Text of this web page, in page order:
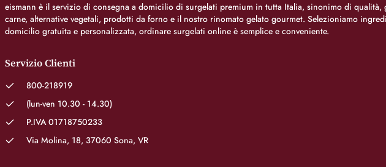
eismann è il servizio di consegna a domicilio di surgelati premium in tutta Italia, sinonimo di
carne, alternative vegetali, prodotti da forno e il nostro rinomato gelato gourmet. Selezioniamo
domicilio gratuita e personalizzata, ordinare surgelati online è semplice e conveniente.
Servizio Clienti
800-218919
(lun-ven 10.30 - 14.30)
P.IVA 01718750233
Via Molina, 18, 37060 Sona, VR